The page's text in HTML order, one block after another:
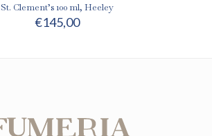
St. Clement’s 100 ml, Heeley
€145,00